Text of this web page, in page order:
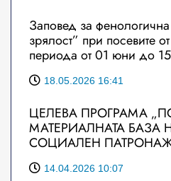
Заповед за
зрялост” при посевите
периода от 01 юни до
18.05.2026 16:41
ЦЕЛЕВА ПРОГРАМА
МАТЕРИАЛНАТА
СОЦИАЛЕН
14.04.2026 10:07